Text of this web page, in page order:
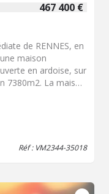
467 400 €
de RENNES, en
maison
en ardoise, sur
7380m2. La maison
salon-séjour avec
(et office)
et Ouest. A l'étage:
sur balcon), un
vers l'Ouest avec
Réf : VM2344-35018